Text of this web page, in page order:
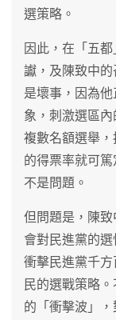
選策略。
因此，在「五
讞，及陳致中
是壞事，因為
象，刺激選區
複數名額選舉
的得票率就可
不是問題。
但問題是，陳
會對民進黨的
衝擊民進黨千
民的選戰策略
的「衝擊波」